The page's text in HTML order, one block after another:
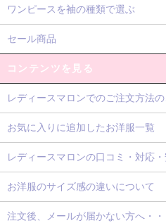
ワンピースを袖の種類で選ぶ
セール商品
コンテンツを見る
レディースマロンでのご注文方法の
お気に入りに追加したお洋服一覧
レディースマロンの口コミ・対応
お洋服のサイズ感の違いについて
注文後、メールが届かない方へ・・